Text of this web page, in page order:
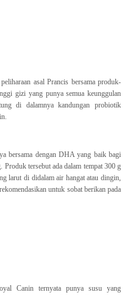
asal Prancis bersama produk-
gizi yang punya semua keunggulan
di dalamnya kandungan probiotik
bersama dengan DHA yang baik bagi
tersebut ada dalam tempat 300 g
larut di didalam air hangat atau dingin,
untuk sobat berikan pada
Canin ternyata punya susu yang